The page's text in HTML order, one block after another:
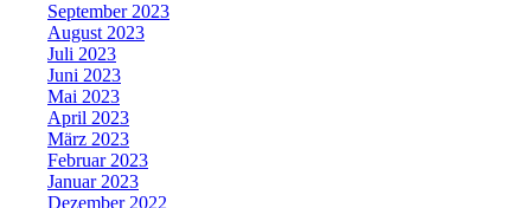
September 2023
August 2023
Juli 2023
Juni 2023
Mai 2023
April 2023
März 2023
Februar 2023
Januar 2023
Dezember 2022